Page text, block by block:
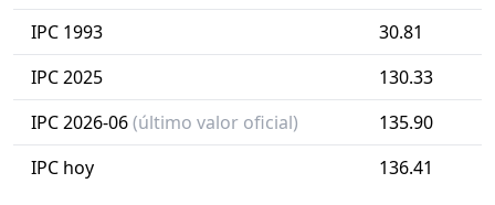
IPC 1993
30.81
IPC 2025
130.33
IPC 2026-06(último valor oficial)
135.90
IPC hoy
136.41